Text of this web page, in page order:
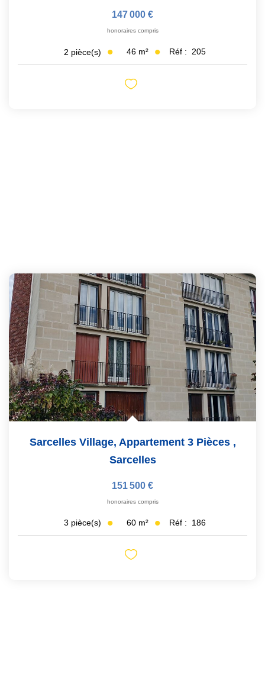
147 000 €
honoraires compris
2 pièce(s) 46 m² Réf : 205
Sarcelles Village, Appartement 3 Pièces ,
Sarcelles
151 500 €
honoraires compris
3 pièce(s) 60 m² Réf : 186